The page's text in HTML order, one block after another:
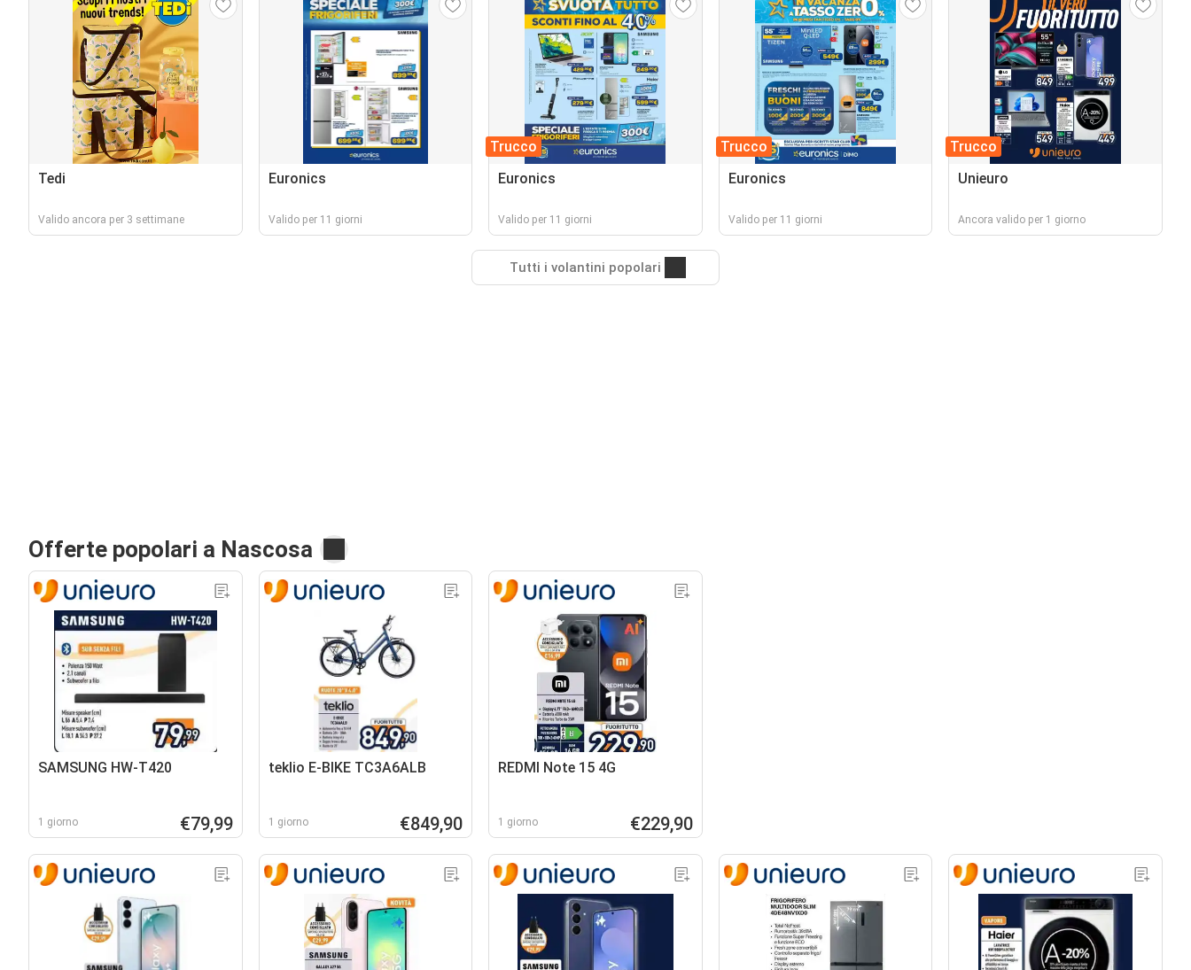
Tedi
Valido ancora per 3 settimane
Euronics
Valido per 11 giorni
Trucco
Euronics
Valido per 11 giorni
Trucco
Euronics
Valido per 11 giorni
Trucco
Unieuro
Ancora valido per 1 giorno
Tutti i volantini popolari
Offerte popolari a Nascosa
SAMSUNG HW-T420
1 giorno €79,99
teklio E-BIKE TC3A6ALB
1 giorno €849,90
REDMI Note 15 4G
1 giorno €229,90